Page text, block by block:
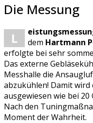
Die Messung
L
dem Hartmann
erfolgte bei sehr
Das externe
Messhalle die
abzukühlen! Damit
ausgewiesen wie bei
Nach den
Moment der Wahrheit.